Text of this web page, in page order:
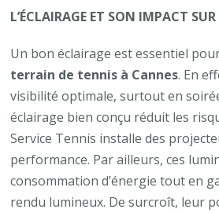
L’ÉCLAIRAGE ET SON IMPACT
Un bon éclairage est essentiel
terrain de tennis à Cannes. En
visibilité optimale, surtout en
éclairage bien conçu réduit les
Service Tennis installe des
performance. Par ailleurs, ces
consommation d’énergie tout en
rendu lumineux. De surcroît, leur